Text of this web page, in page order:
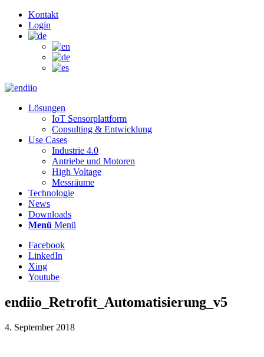
Kontakt
Login
Lösungen
IoT Sensorplattform
Consulting & Entwicklung
Use Cases
Industrie 4.0
Antriebe und Motoren
High Voltage
Messräume
Technologie
News
Downloads
Menü Menü
Facebook
LinkedIn
Xing
Youtube
endiio_Retrofit_Automatisierung_v5
4. September 2018